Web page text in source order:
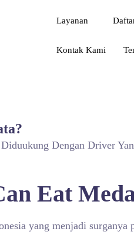
Layanan
Kontak Kami
Dengan Driver
Eat
yang menjadi